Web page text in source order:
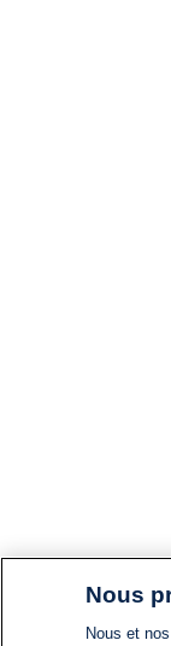
Nous
Nous et nos